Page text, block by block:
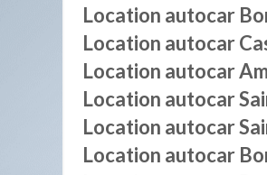
Location autocar
Location autocar
Location autocar
Location autocar
Location autocar
Location autocar